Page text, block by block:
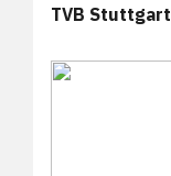
TVB Stuttgart